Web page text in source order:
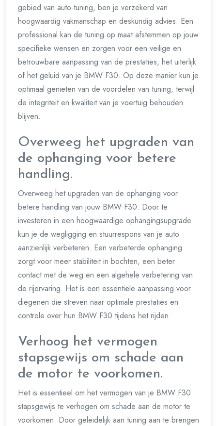
gebied van auto-tuning, ben je verzekerd van
hoogwaardig vakmanschap en deskundig advies. Een
professional kan de tuning op maat afstemmen op jouw
specifieke wensen en zorgen voor een veilige en
betrouwbare aanpassing van de prestaties, het uiterlijk
of het geluid van je BMW F30. Op deze manier kun je
optimaal genieten van de voordelen van tuning, terwijl
de integriteit en kwaliteit van je voertuig behouden
blijven.
Overweeg het upgraden van
de ophanging voor betere
handling.
Overweeg het upgraden van de ophanging voor
betere handling van jouw BMW F30. Door te
investeren in een hoogwaardige ophangingsupgrade
kun je de wegligging en stuurrespons van je auto
aanzienlijk verbeteren. Een verbeterde ophanging
zorgt voor meer stabiliteit in bochten, een beter
contact met de weg en een algehele verbetering van
de rijervaring. Het is een essentiële aanpassing voor
diegenen die streven naar optimale prestaties en
controle over hun BMW F30 tijdens het rijden.
Verhoog het vermogen
stapsgewijs om schade aan
de motor te voorkomen.
Het is essentieel om het vermogen van je BMW F30
stapsgewijs te verhogen om schade aan de motor te
voorkomen. Door geleidelijk aan tuning aan te brengen